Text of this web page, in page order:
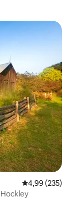
4,99 de uma
4,99 (235)